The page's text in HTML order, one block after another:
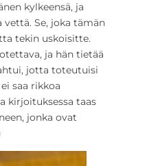
kylkeensä, ja
Se, joka tämän
tekin uskoisitte.
ja hän tietää
jotta toteutuisi
saa rikkoa
kirjoituksessa taas
jonka ovat